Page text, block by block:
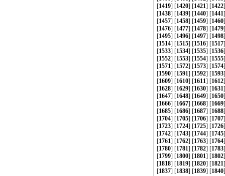
[1419] [1420] [1421] [1422
[1438] [1439] [1440] [1441
[1457] [1458] [1459] [1460
[1476] [1477] [1478] [1479
[1495] [1496] [1497] [1498
[1514] [1515] [1516] [1517
[1533] [1534] [1535] [1536
[1552] [1553] [1554] [1555
[1571] [1572] [1573] [1574
[1590] [1591] [1592] [1593
[1609] [1610] [1611] [1612
[1628] [1629] [1630] [1631
[1647] [1648] [1649] [1650
[1666] [1667] [1668] [1669
[1685] [1686] [1687] [1688
[1704] [1705] [1706] [1707
[1723] [1724] [1725] [1726
[1742] [1743] [1744] [1745
[1761] [1762] [1763] [1764
[1780] [1781] [1782] [1783
[1799] [1800] [1801] [1802
[1818] [1819] [1820] [1821
[1837] [1838] [1839] [1840